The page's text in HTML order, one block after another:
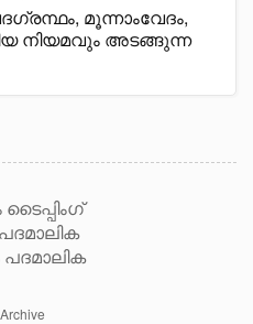
മൂന്നാംവേദം,
നിയമവും അടങ്ങുന്ന